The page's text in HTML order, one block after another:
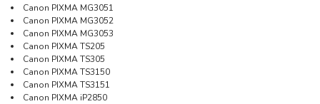
Canon PIXMA MG3051
Canon PIXMA MG3052
Canon PIXMA MG3053
Canon PIXMA TS205
Canon PIXMA TS305
Canon PIXMA TS3150
Canon PIXMA TS3151
Canon PIXMA iP2850